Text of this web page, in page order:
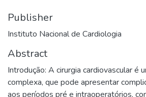
Publisher
Instituto Nacional de Cardiologia
Abstract
Introdução: A cirurgia cardiovascular é
complexa, que pode apresentar
aos períodos pré e intraoperatórios,